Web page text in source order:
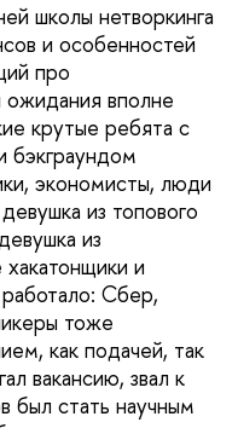
школы нетворкинга
и особенностей
про
вполне
крутые ребята с
бэкграундом
экономисты, люди
из топового
из
хакатонщики и
Сбер,
тоже
как подачей, так
вакансию, звал к
был стать научным